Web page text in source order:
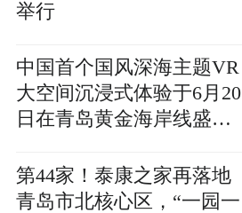
举行
中国首个国风深海主题VR
大空间沉浸式体验于6月20
日在青岛黄金海岸线盛大
第44家！泰康之家再落地
青岛市北核心区，“一园一